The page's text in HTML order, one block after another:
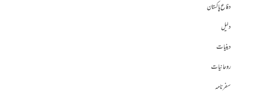
دفاع پاکستان
دلیل
دینیات
روحانیات
سفرنامہ